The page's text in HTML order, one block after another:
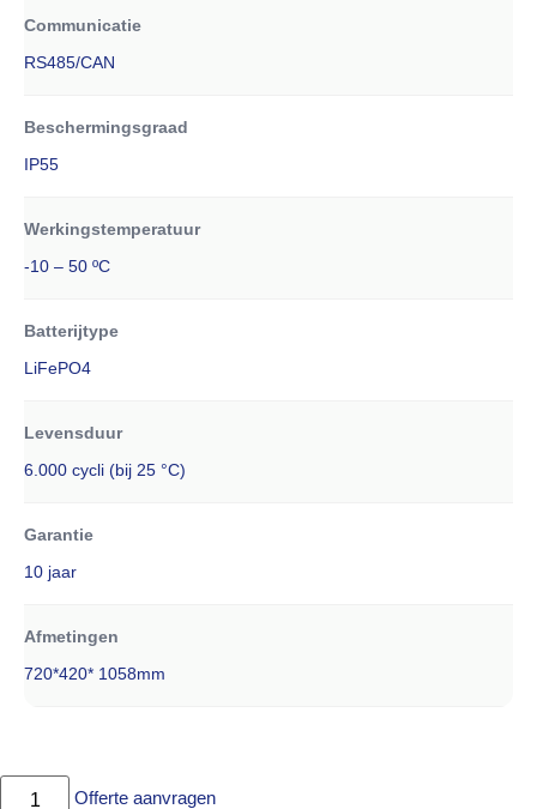
Communicatie
RS485/CAN
Beschermingsgraad
IP55
Werkingstemperatuur
-10 – 50 ºC
Batterijtype
LiFePO4
Levensduur
6.000 cycli (bij 25 °C)
Garantie
10 jaar
Afmetingen
720*420* 1058mm
Offerte aanvragen